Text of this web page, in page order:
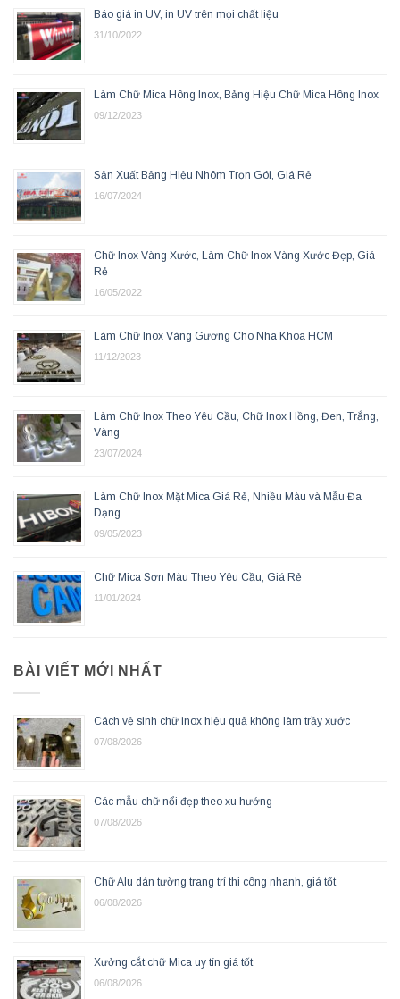
Báo giá in UV, in UV trên mọi chất liệu
31/10/2022
Làm Chữ Mica Hông Inox, Bảng Hiệu Chữ Mica Hông Inox
09/12/2023
Sản Xuất Bảng Hiệu Nhôm Trọn Gói, Giá Rẻ
16/07/2024
Chữ Inox Vàng Xước, Làm Chữ Inox Vàng Xước Đẹp, Giá
Rẻ
16/05/2022
Làm Chữ Inox Vàng Gương Cho Nha Khoa HCM
11/12/2023
Làm Chữ Inox Theo Yêu Cầu, Chữ Inox Hồng, Đen, Trắng,
Vàng
23/07/2024
Làm Chữ Inox Mặt Mica Giá Rẻ, Nhiều Màu và Mẫu Đa
Dạng
09/05/2023
Chữ Mica Sơn Màu Theo Yêu Cầu, Giá Rẻ
11/01/2024
BÀI VIẾT MỚI NHẤT
Cách vệ sinh chữ inox hiệu quả không làm trầy xước
07/08/2026
Các mẫu chữ nổi đẹp theo xu hướng
07/08/2026
Chữ Alu dán tường trang trí thi công nhanh, giá tốt
06/08/2026
Xưởng cắt chữ Mica uy tín giá tốt
06/08/2026